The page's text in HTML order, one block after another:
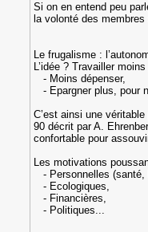
Si on en entend peu
la volonté des
Le frugalisme :
L’idée ? Travailler
- Moins dépenser,
- Epargner plus, pour
C’est ainsi une
90 décrit par A.
confortable pour
Les motivations
- Personnelles (santé,
- Ecologiques,
- Financières,
- Politiques...